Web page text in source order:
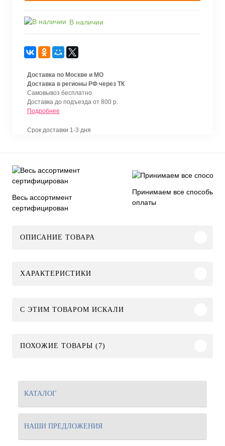
В наличии
Доставка по Москве и МО
Доставка в регионы РФ через ТК
Самовывоз бесплатно
Доставка до подъезда от 800 р.
Подробнее
Срок доставки 1-3 дня
Весь ассортимент
сертифицирован
Принимаем все способы
оплаты
ОПИСАНИЕ ТОВАРА
ХАРАКТЕРИСТИКИ
C ЭТИМ ТОВАРОМ ИСКАЛИ
ПОХОЖИЕ ТОВАРЫ (7)
КАТАЛОГ
НАШИ ПРЕДЛОЖЕНИЯ